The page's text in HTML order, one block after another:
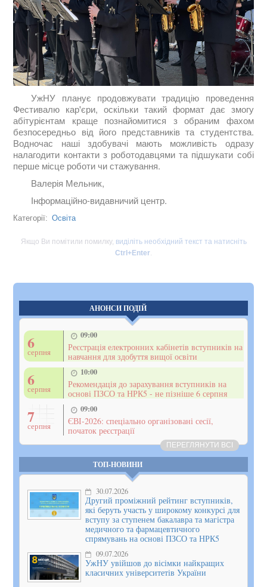
УжНУ планує продовжувати традицію проведення
Фестивалю кар'єри, оскільки такий формат дає змогу
абітурієнтам краще познайомитися з обраним фахом
безпосередньо від його представників та студентства.
Водночас наші здобувачі мають можливість одразу
налагодити контакти з роботодавцями та підшукати собі
перше місце роботи чи стажування.
Валерія Мельник,
Інформаційно-видавничий центр.
Категорії: Освіта
Якщо Ви помітили помилку, виділіть необхідний текст та натисніть
Ctrl+Enter.
АНОНСИ ПОДІЙ
6
серпня
09:00
Реєстрація електронних кабінетів вступників на
навчання для здобуття вищої освіти
6
серпня
10:00
Рекомендація до зарахування вступників на
основі ПЗСО та НРК5 - не пізніше 6 серпня
7
серпня
09:00
ЄВІ-2026: спеціально організовані сесії,
початок реєстрації
ПЕРЕГЛЯНУТИ ВСІ
ТОП-НОВИНИ
30.07.2026
Другий проміжний рейтинг вступників,
які беруть участь у широкому конкурсі для
вступу за ступенем бакалавра та магістра
медичного та фармацевтичного
спрямувань на основі ПЗСО та НРК5
09.07.2026
УжНУ увійшов до вісімки найкращих
класичних університетів України